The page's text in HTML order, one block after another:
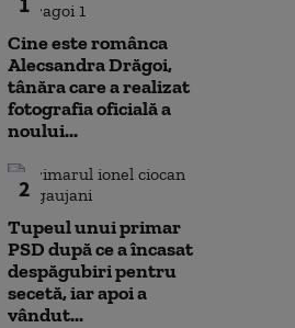
Cine este românca
Alecsandra Drăgoi,
tânăra care a realizat
fotografia oficială a
noului...
2
Tupeul unui primar
PSD după ce a încasat
despăgubiri pentru
secetă, iar apoi a
vândut...